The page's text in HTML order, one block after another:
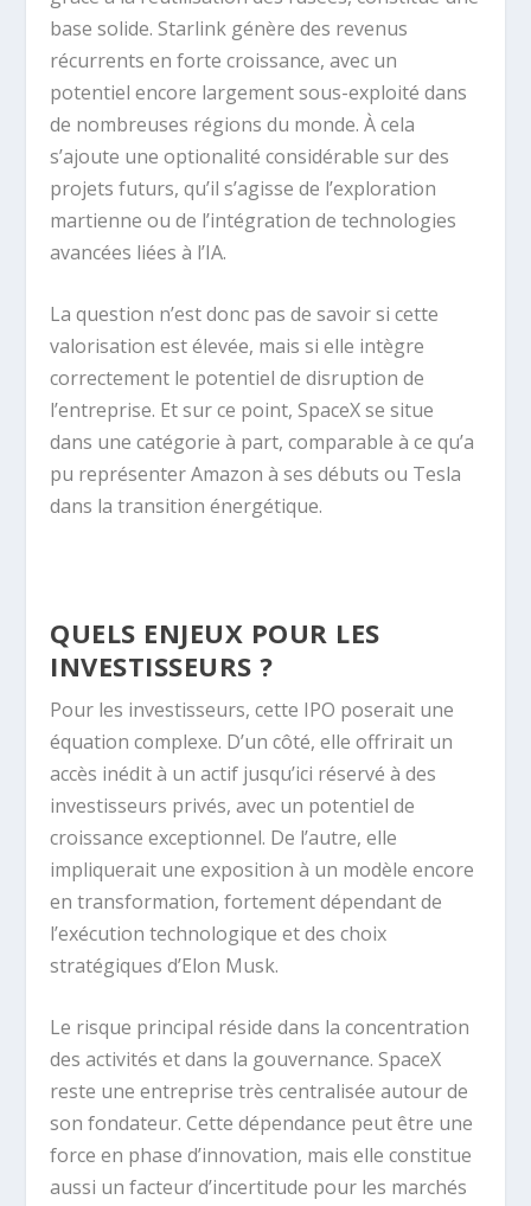
base solide. Starlink génère des revenus
récurrents en forte croissance, avec un
potentiel encore largement sous-exploité dans
de nombreuses régions du monde. À cela
s’ajoute une optionalité considérable sur des
projets futurs, qu’il s’agisse de l’exploration
martienne ou de l’intégration de technologies
avancées liées à l’IA.
La question n’est donc pas de savoir si cette
valorisation est élevée, mais si elle intègre
correctement le potentiel de disruption de
l’entreprise. Et sur ce point, SpaceX se situe
dans une catégorie à part, comparable à ce qu’a
pu représenter Amazon à ses débuts ou Tesla
dans la transition énergétique.
QUELS ENJEUX POUR LES
INVESTISSEURS ?
Pour les investisseurs, cette IPO poserait une
équation complexe. D’un côté, elle offrirait un
accès inédit à un actif jusqu’ici réservé à des
investisseurs privés, avec un potentiel de
croissance exceptionnel. De l’autre, elle
impliquerait une exposition à un modèle encore
en transformation, fortement dépendant de
l’exécution technologique et des choix
stratégiques d’Elon Musk.
Le risque principal réside dans la concentration
des activités et dans la gouvernance. SpaceX
reste une entreprise très centralisée autour de
son fondateur. Cette dépendance peut être une
force en phase d’innovation, mais elle constitue
aussi un facteur d’incertitude pour les marchés